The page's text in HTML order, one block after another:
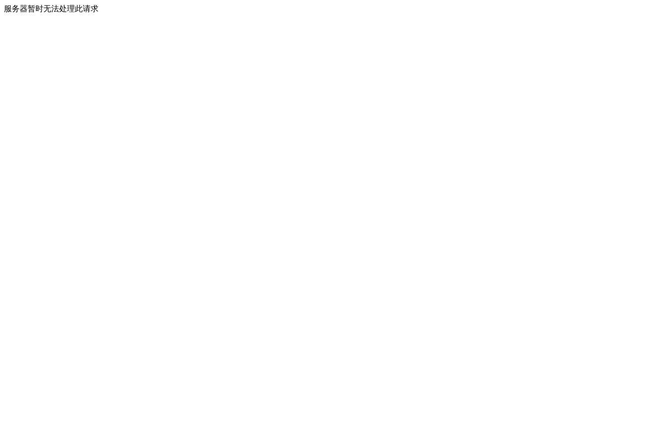
服务器暂时无法处理此请求